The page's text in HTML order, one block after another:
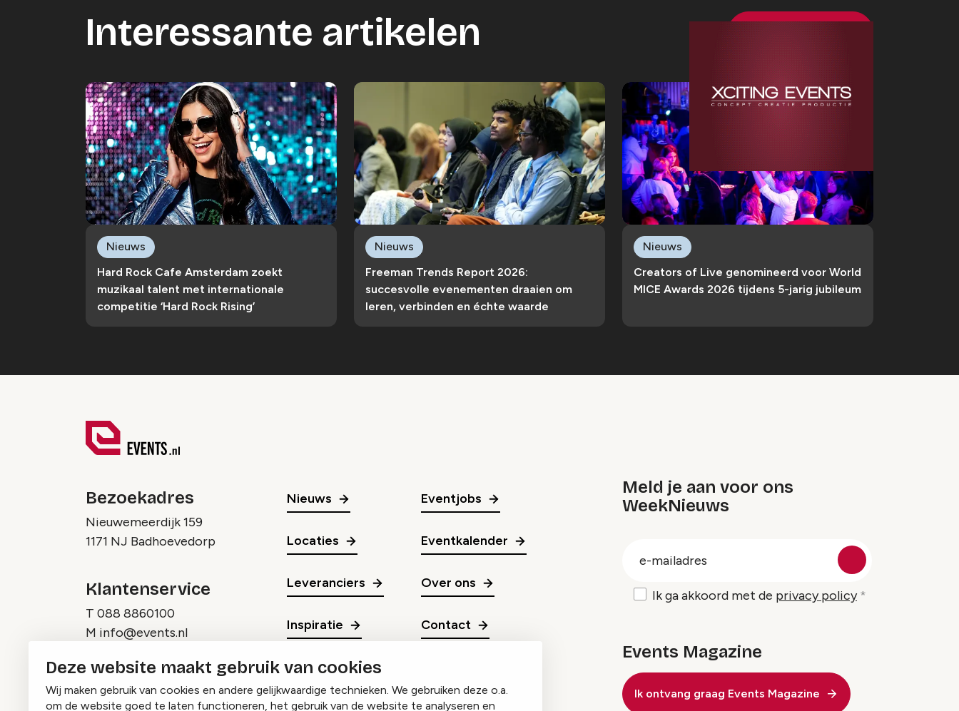
Deze website maakt gebruik van cookies
Wij maken gebruik van cookies en andere gelijkwaardige technieken. We gebruiken deze o.a.
om de website goed te laten functioneren, het gebruik van de website te analyseren en
Interessante artikelen
Hard Rock Cafe Amsterdam zoekt
muzikaal talent met internationale
competitie ‘Hard Rock Rising’
Nieuws
Freeman Trends Report 2026:
succesvolle evenementen draaien om
leren, verbinden en échte waarde
Nieuws
Creators of Live genomineerd voor World
MICE Awards 2026 tijdens 5-jarig jubileum
Nieuws
Bezoekadres
Nieuwemeerdijk 159
1171 NJ Badhoevedorp
Klantenservice
T 088 8860100
M info@events.nl
Nieuws
Locaties
Leveranciers
Inspiratie
Eventjobs
Eventkalender
Over ons
Contact
Meld je aan voor ons
WeekNieuws
Ik ga akkoord met de privacy policy
Events Magazine
Ik ontvang graag Events Magazine